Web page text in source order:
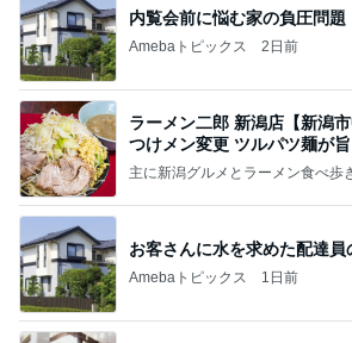
内覧会前に悩む家の負圧問題
Amebaトピックス 2日前
ラーメン二郎 新潟店【新潟
つけメン変更 ツルパツ麺が
主に新潟グルメとラーメン食べ歩
お客さんに水を求めた配達員
Amebaトピックス 1日前